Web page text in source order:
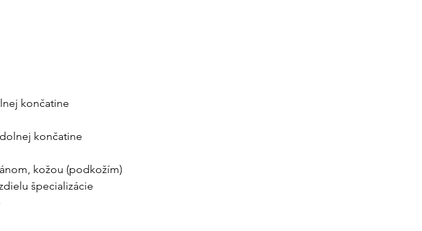
končatine
končatine
kožou (podkožím)
špecializácie